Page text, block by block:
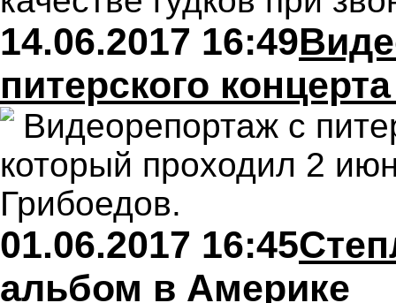
14.06.2017 16:49
питерского
Видеорепортаж c
который проходил 2
Грибоедов.
01.06.2017 16:45
альбом в Америке